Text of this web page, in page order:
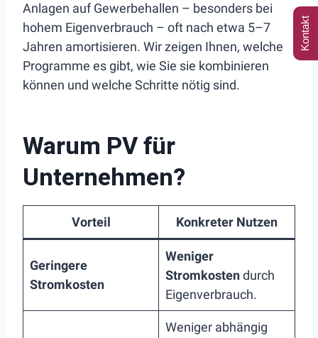
Anlagen auf Gewerbehallen – besonders bei
hohem Eigenverbrauch – oft nach etwa 5–7
Jahren amortisieren. Wir zeigen Ihnen, welche
Programme es gibt, wie Sie sie kombinieren
können und welche Schritte nötig sind.
Warum PV für
Unternehmen?
Vorteil Konkreter Nutzen
Geringere
Stromkosten
Weniger
Stromkostendurch
Eigenverbrauch.
Weniger abhängig
Kontakt